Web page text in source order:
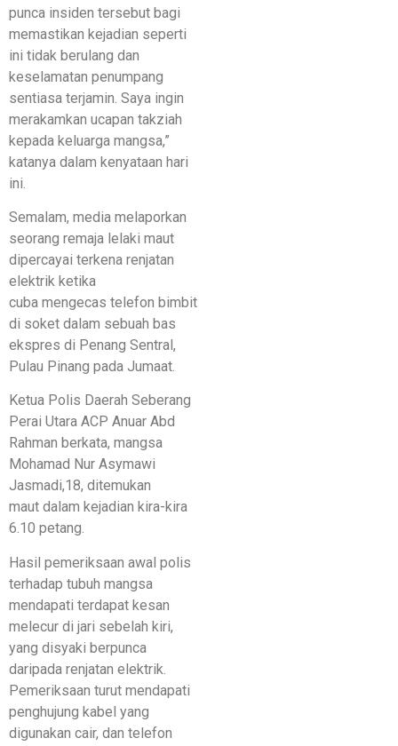
punca insiden tersebut bagi
memastikan kejadian seperti
ini tidak berulang dan
keselamatan penumpang
sentiasa terjamin. Saya ingin
merakamkan ucapan takziah
kepada keluarga mangsa,”
katanya dalam kenyataan hari
ini.
Semalam, media melaporkan
seorang remaja lelaki maut
dipercayai terkena renjatan
elektrik ketika
cuba mengecas telefon bimbit
di soket dalam sebuah bas
ekspres di Penang Sentral,
Pulau Pinang pada Jumaat.
Ketua Polis Daerah Seberang
Perai Utara ACP Anuar Abd
Rahman berkata, mangsa
Mohamad Nur Asymawi
Jasmadi,18, ditemukan
maut dalam kejadian kira-kira
6.10 petang.
Hasil pemeriksaan awal polis
terhadap tubuh mangsa
mendapati terdapat kesan
melecur di jari sebelah kiri,
yang disyaki berpunca
daripada renjatan elektrik.
Pemeriksaan turut mendapati
penghujung kabel yang
digunakan cair, dan telefon